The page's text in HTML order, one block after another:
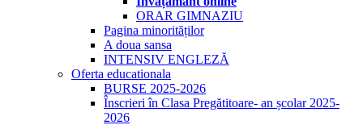
ORAR GIMNAZIU
Pagina minorităților
A doua sansa
INTENSIV ENGLEZĂ
Oferta educationala
BURSE 2025-2026
Înscrieri în Clasa Pregătitoare- an școlar 2025-
2026